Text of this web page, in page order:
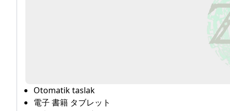
Otomatik taslak
電子 書籍 タブレット